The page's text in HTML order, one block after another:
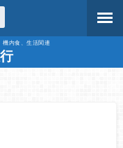
機内食、生活関連